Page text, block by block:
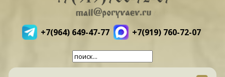
+7(964) 649-47-77 +7(919) 760-72-07